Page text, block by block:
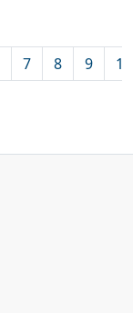
7 8 9 10